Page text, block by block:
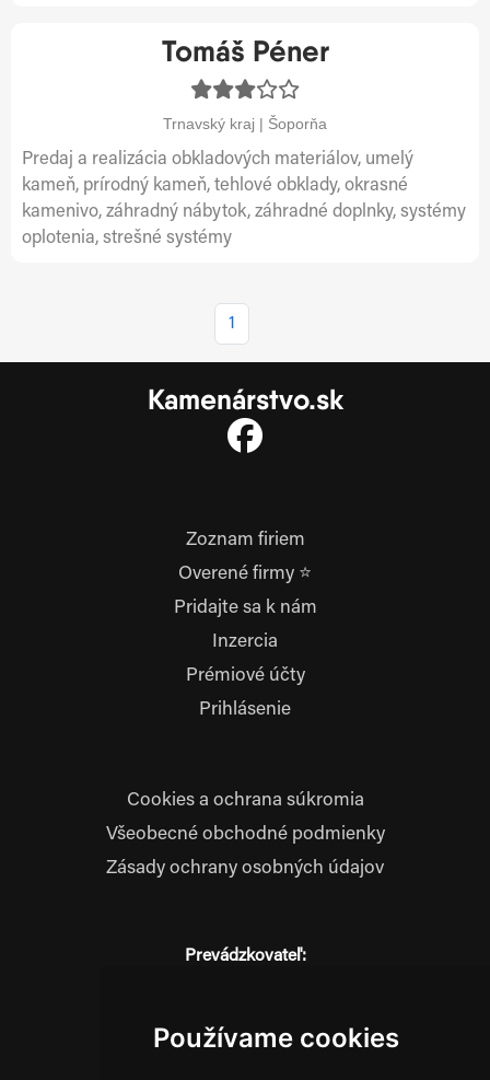
Používame cookies
Tomáš Péner
Trnavský kraj | Šoporňa
Predaj a realizácia obkladových materiálov, umelý
kameň, prírodný kameň, tehlové obklady, okrasné
kamenivo, záhradný nábytok, záhradné doplnky, systémy
oplotenia, strešné systémy
1
Kamenárstvo.sk
Zoznam firiem
Overené firmy ⭐
Pridajte sa k nám
Inzercia
Prémiové účty
Prihlásenie
Cookies a ochrana súkromia
Všeobecné obchodné podmienky
Zásady ochrany osobných údajov
Prevádzkovateľ:
014 01 Bytča